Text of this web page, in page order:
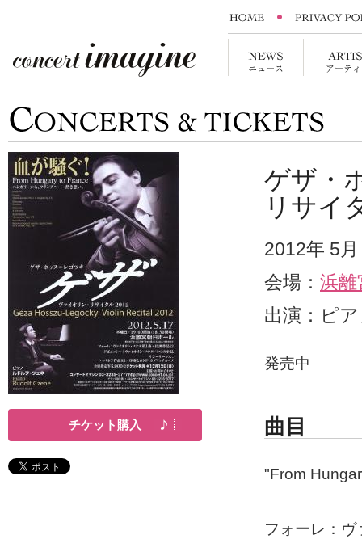
チケット購入
ゲザ・
リサイ
2012年 5
会場： 浜離
出演：ピ
発売中
曲目
"From
フォーレ：